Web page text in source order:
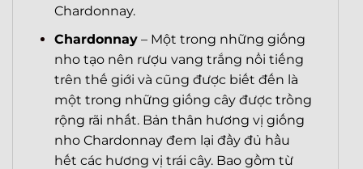
Chardonnay.
Chardonnay– Một trong những giống
nho tạo nên rượu vang trắng nổi tiếng
trên thế giới và cũng được biết đến là
một trong những giống cây được trồng
rộng rãi nhất. Bản thân hương vị giống
nho Chardonnay đem lại đầy đủ hầu
hết các hương vị trái cây. Bao gồm từ